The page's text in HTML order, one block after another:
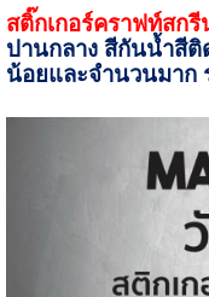
สติ๊กเกอร์คราฟท์สกรี
ปานกลาง สีกันน้ำสี
น้อยและจำนวนมาก